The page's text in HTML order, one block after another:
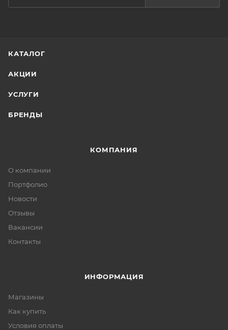
КАТАЛОГ
АКЦИИ
УСЛУГИ
БРЕНДЫ
КОМПАНИЯ
О компании
Портфолио
Новости
Отзывы
Вакансии
Контакты
ИНФОРМАЦИЯ
Магазины
Как купить
Условия оплаты